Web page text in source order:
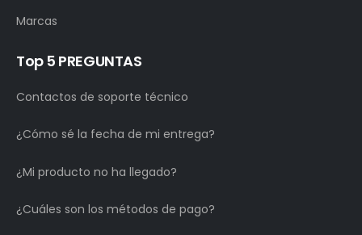
Marcas
Top 5 PREGUNTAS
Contactos de soporte técnico
¿Cómo sé la fecha de mi entrega?
¿Mi producto no ha llegado?
¿Cuáles son los métodos de pago?